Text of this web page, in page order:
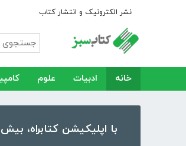
نشر الکترونیک و انتشار کتاب
خانه ادبیات علوم
با اپلیکیشن کتابراه، بیش از ۵۰،۰۰۰ کتاب، کتاب صوتی و رمان را در موبایل و تبلت خود